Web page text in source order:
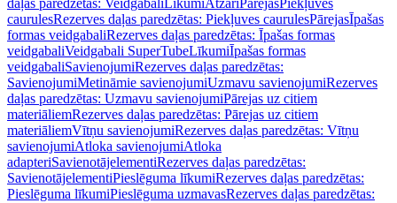
daļas paredzētas: Veidgabali LīkumiAtzari PārejasPiekļuves
caurulesRezerves daļas paredzētas: Piekļuves caurulesPārejasĪpašas
formas veidgabaliRezerves daļas paredzētas: Īpašas formas
veidgabaliVeidgabali SuperTubeLīkumiĪpašas formas
veidgabaliSavienojumiRezerves daļas paredzētas:
SavienojumiMetināmie savienojumiUzmavu savienojumiRezerves
daļas paredzētas: Uzmavu savienojumiPārejas uz citiem
materiāliemRezerves daļas paredzētas: Pārejas uz citiem
materiāliemVītņu savienojumiRezerves daļas paredzētas: Vītņu
savienojumiAtloka savienojumiAtloka
adapteriSavienotājelementiRezerves daļas paredzētas:
SavienotājelementiPieslēguma līkumiRezerves daļas paredzētas:
Pieslēguma līkumiPieslēguma uzmavasRezerves daļas paredzētas: